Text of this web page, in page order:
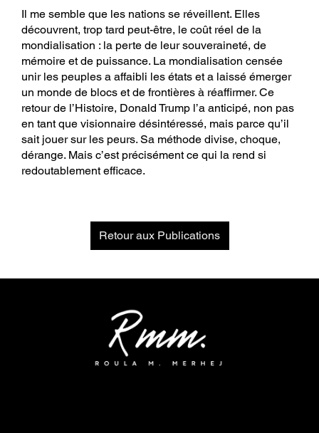
Il me semble que les nations se réveillent. Elles
découvrent, trop tard peut-être, le coût réel de la
mondialisation : la perte de leur souveraineté, de
mémoire et de puissance. La mondialisation censée
unir les peuples a affaibli les états et a laissé émerger
un monde de blocs et de frontières à réaffirmer. Ce
retour de l’Histoire, Donald Trump l’a anticipé, non pas
en tant que visionnaire désintéressé, mais parce qu’il
sait jouer sur les peurs. Sa méthode divise, choque,
dérange. Mais c’est précisément ce qui la rend si
redoutablement efficace.
Retour aux Publications